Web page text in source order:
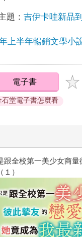
題：吉伊卡哇新品
上半年暢銷文學小
電子書
堂電子書怎麼看
關於我轉生變成史